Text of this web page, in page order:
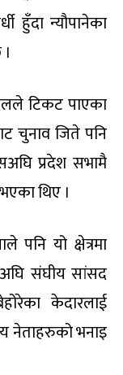
हुँदा न्यौपानेका
टिकट पाएका
चुनाव जिते पनि
प्रदेश सभामै
थिए ।
पनि यो क्षेत्रमा
संघीय सांसद
केदारलाई
नेताहरुको भनाइ